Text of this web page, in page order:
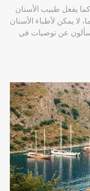
يفعل طبيب الأسنان
يمكن لأطباء الأسنان
يسألون عن توصيات في